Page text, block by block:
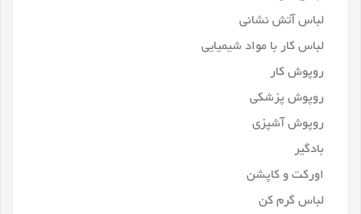
لباس آتش نشانی
لباس کار با مواد شیمیایی
روپوش کار
روپوش پزشکی
روپوش آشپزی
بادگیر
اورکت و کاپشن
لباس گرم کن